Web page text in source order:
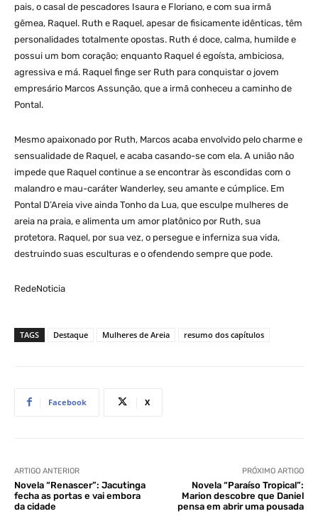
pais, o casal de pescadores Isaura e Floriano, e com sua irmã
gêmea, Raquel. Ruth e Raquel, apesar de fisicamente idênticas, têm
personalidades totalmente opostas. Ruth é doce, calma, humilde e
possui um bom coração; enquanto Raquel é egoísta, ambiciosa,
agressiva e má. Raquel finge ser Ruth para conquistar o jovem
empresário Marcos Assunção, que a irmã conheceu a caminho de
Pontal.
Mesmo apaixonado por Ruth, Marcos acaba envolvido pelo charme e
sensualidade de Raquel, e acaba casando-se com ela. A união não
impede que Raquel continue a se encontrar às escondidas com o
malandro e mau-caráter Wanderley, seu amante e cúmplice. Em
Pontal D’Areia vive ainda Tonho da Lua, que esculpe mulheres de
areia na praia, e alimenta um amor platônico por Ruth, sua
protetora. Raquel, por sua vez, o persegue e inferniza sua vida,
destruindo suas esculturas e o ofendendo sempre que pode.
RedeNoticia
TAGS Destaque Mulheres de Areia resumo dos capítulos
Facebook X
ARTIGO ANTERIOR
Novela “Renascer”: Jacutinga
fecha as portas e vai embora
da cidade
PRÓXIMO ARTIGO
Novela “Paraíso Tropical”:
Marion descobre que Daniel
pensa em abrir uma pousada